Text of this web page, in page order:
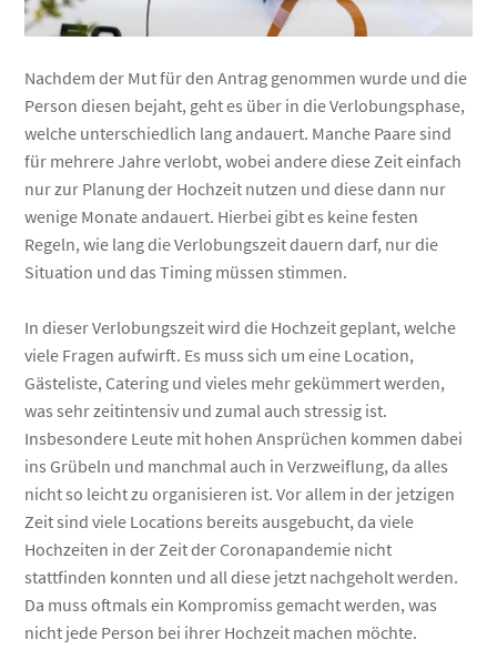
Nachdem der Mut für den Antrag genommen wurde und die
Person diesen bejaht, geht es über in die Verlobungsphase,
welche unterschiedlich lang andauert. Manche Paare sind
für mehrere Jahre verlobt, wobei andere diese Zeit einfach
nur zur Planung der Hochzeit nutzen und diese dann nur
wenige Monate andauert. Hierbei gibt es keine festen
Regeln, wie lang die Verlobungszeit dauern darf, nur die
Situation und das Timing müssen stimmen.
In dieser Verlobungszeit wird die Hochzeit geplant, welche
viele Fragen aufwirft. Es muss sich um eine Location,
Gästeliste, Catering und vieles mehr gekümmert werden,
was sehr zeitintensiv und zumal auch stressig ist.
Insbesondere Leute mit hohen Ansprüchen kommen dabei
ins Grübeln und manchmal auch in Verzweiflung, da alles
nicht so leicht zu organisieren ist. Vor allem in der jetzigen
Zeit sind viele Locations bereits ausgebucht, da viele
Hochzeiten in der Zeit der Coronapandemie nicht
stattfinden konnten und all diese jetzt nachgeholt werden.
Da muss oftmals ein Kompromiss gemacht werden, was
nicht jede Person bei ihrer Hochzeit machen möchte.